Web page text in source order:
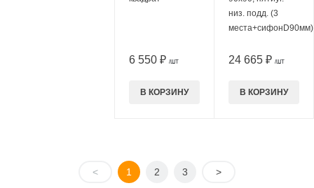
6 550 ₽ /ШТ
В КОРЗИНУ
низ. подд. (3
места+сифонD90мм)
24 665 ₽ /ШТ
В КОРЗИНУ
< 1 2 3 >